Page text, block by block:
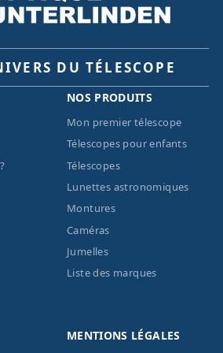
DU TÉLESCOPE
NOS PRODUITS
Mon premier télescope
Télescopes pour enfants
Télescopes
Lunettes astronomiques
Montures
Caméras
Jumelles
Liste des marques
MENTIONS LÉGALES